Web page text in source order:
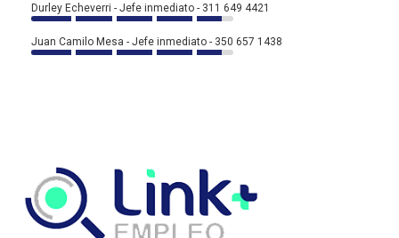
Durley Echeverri - Jefe inmediato - 311 649 4421
Juan Camilo Mesa - Jefe inmediato - 350 657 1438